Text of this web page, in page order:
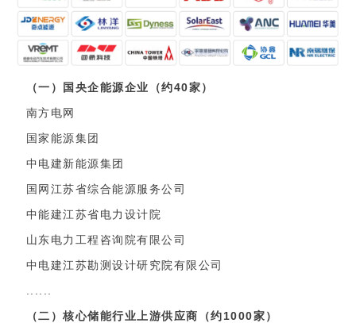
（一）国央企能源企业（约40家）
南方电网
国家能源集团
中电建新能源集团
国网江苏省综合能源服务公司
中能建江苏省电力设计院
山东电力工程咨询院有限公司
中电建江苏勘测设计研究院有限公司
（二）核心储能行业上游供应商（约1000家）